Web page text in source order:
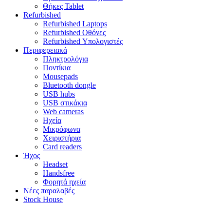
Θήκες Tablet
Refurbished
Refurbished Laptops
Refurbished Οθόνες
Refurbished Υπολογιστές
Περιφερειακά
Πληκτρολόγια
Ποντίκια
Mousepads
Bluetooth dongle
USB hubs
USB στικάκια
Web cameras
Ηχεία
Μικρόφωνα
Χειριστήρια
Card readers
Ήχος
Headset
Handsfree
Φορητά ηχεία
Νέες παραλαβές
Stock House